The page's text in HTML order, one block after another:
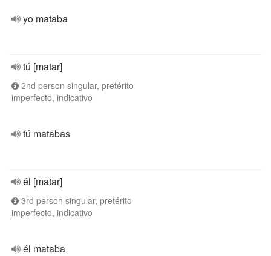
yo mataba
tú [matar]
2nd person singular, pretérito
imperfecto, indicativo
tú matabas
él [matar]
3rd person singular, pretérito
imperfecto, indicativo
él mataba